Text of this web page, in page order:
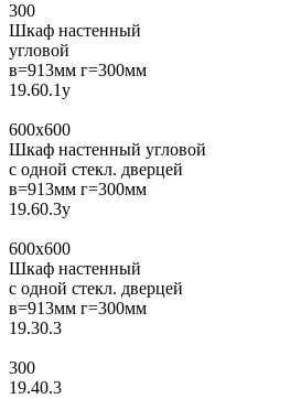
300
Шкаф настенный
угловой
в=913мм г=300мм
19.60.1у
600x600
Шкаф настенный угловой
с одной стекл. дверцей
в=913мм г=300мм
19.60.3у
600x600
Шкаф настенный
с одной стекл. дверцей
в=913мм г=300мм
19.30.3
300
19.40.3